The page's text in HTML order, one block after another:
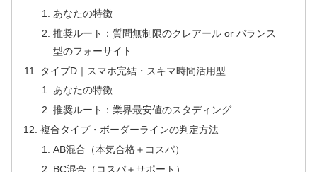
あなたの特徴
推奨ルート：質問無制限のクレアール or バランス
型のフォーサイト
タイプD｜スマホ完結・スキマ時間活用型
あなたの特徴
推奨ルート：業界最安値のスタディング
複合タイプ・ボーダーラインの判定方法
AB混合（本気合格＋コスパ）
BC混合（コスパ＋サポート）